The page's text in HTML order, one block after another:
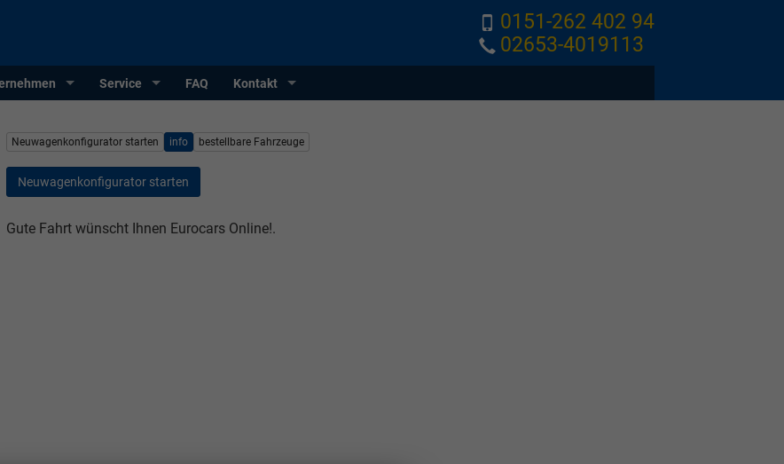
0151-262 402 94
02653-4019113
Service FAQ Kontakt
Neuwagenkonfigurator starten info bestellbare Fahrzeuge
Neuwagenkonfigurator starten
Gute Fahrt wünscht Ihnen Eurocars Online!.